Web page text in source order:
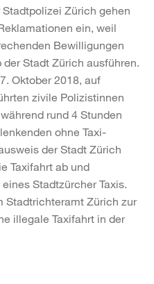
Zürich gehen
ein, weil
Bewilligungen
Stadt Zürich ausführen.
Oktober 2018, auf
zivile Polizistinnen
rund 4 Stunden
ohne Taxi-
der Stadt Zürich
Taxifahrt ab und
Stadtzürcher Taxis.
Stadtrichteramt Zürich zur
illegale Taxifahrt in der